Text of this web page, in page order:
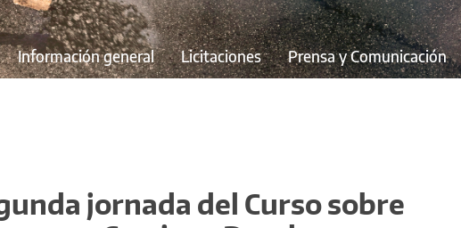
Información general Licitaciones Prensa y Comunicación
jornada del Curso sobre